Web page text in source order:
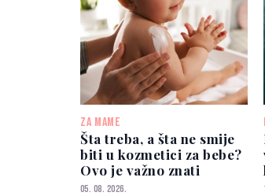
ZA MAME
Šta treba, a šta ne smije
biti u kozmetici za bebe?
Ovo je važno znati
05. 08. 2026.